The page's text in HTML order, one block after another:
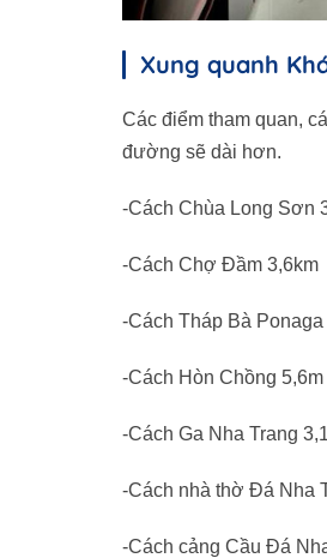
Xung quanh
Các điểm tham quan,
đường sẽ dài hơn.
-Cách Chùa Long Sơn
-Cách Chợ Đầm 3,6km
-Cách Tháp Bà Ponaga
-Cách Hòn Chồng 5,6m
-Cách Ga Nha Trang
-Cách nhà thờ Đá Nha
-Cách cảng Cầu Đá